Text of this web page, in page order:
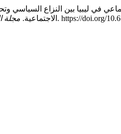
الاجتماعي في ليبيا بين النزاع
الاجتماعية. مجلة (1), 79–86. https://